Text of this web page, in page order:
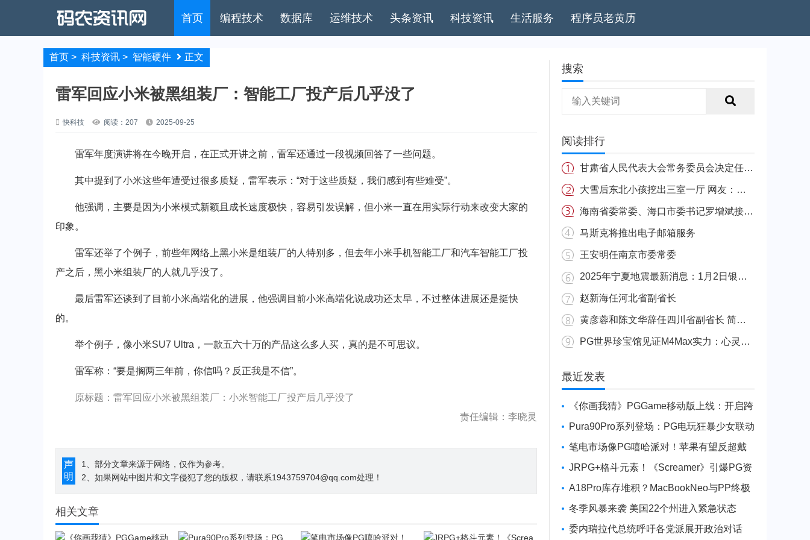
首页 编程技术 数据库 运维技术 头条资讯 科技资讯 生活服务 程序员老黄历
首页 > 科技资讯 > 智能硬件 正文
雷军回应小米被黑组装厂：智能工厂投产后几乎没了
快科技 阅读：207 2025-09-25
雷军年度演讲将在今晚开启，在正式开讲之前，雷军还通过一段视频回答了一些问题。
其中提到了小米这些年遭受过很多质疑，雷军表示：“对于这些质疑，我们感到有些难受”。
他强调，主要是因为小米模式新颖且成长速度极快，容易引发误解，但小米一直在用实际行动来改变大家的
印象。
雷军还举了个例子，前些年网络上黑小米是组装厂的人特别多，但去年小米手机智能工厂和汽车智能工厂投
产之后，黑小米组装厂的人就几乎没了。
最后雷军还谈到了目前小米高端化的进展，他强调目前小米高端化说成功还太早，不过整体进展还是挺快
的。
举个例子，像小米SU7 Ultra，一款五六十万的产品这么多人买，真的是不可思议。
雷军称：“要是搁两三年前，你信吗？反正我是不信”。
原标题：雷军回应小米被黑组装厂：小米智能工厂投产后几乎没了
责任编辑：李晓灵
声
明
1、部分文章来源于网络，仅作为参考。
2、如果网站中图片和文字侵犯了您的版权，请联系1943759704@qq.com处理！
相关文章
搜索
阅读排行
甘肃省人民代表大会常务委员会决定任免名单
大雪后东北小孩挖出三室一厅 网友：南方的娃很羡慕
海南省委常委、海口市委书记罗增斌接受中央纪委国家监委纪律审查和监察调查
马斯克将推出电子邮箱服务
王安明任南京市委常委
2025年宁夏地震最新消息：1月2日银川发生4.8级地震
赵新海任河北省副省长
黄彦蓉和陈文华辞任四川省副省长 简历资料照片
PG世界珍宝馆见证M4Max实力：心灵杀手2竟轻松跑出80FPS！
最近发表
《你画我猜》PGGame移动版上线：开启跨
平台互动新玩法
Pura90Pro系列登场：PG电玩狂暴少女联动
旗舰性能升级
笔电市场像PG嘻哈派对！苹果有望反超戴
尔进前三
JRPG+格斗元素！《Screamer》引爆PG资
讯手游新焦点
A18Pro库存堆积？MacBookNeo与PP终极
火焰狂潮意外同框
冬季风暴来袭 美国22个州进入紧急状态
委内瑞拉代总统呼吁各党派展开政治对话